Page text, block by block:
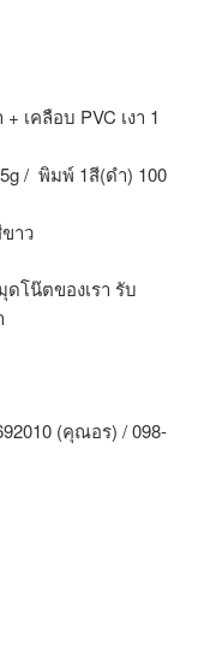
เคลือบ PVC เงา 1
/ พิมพ์ 1สี(ดำ) 100
าว
โน๊ตของเรา รับ
(คุณอร) / 098-